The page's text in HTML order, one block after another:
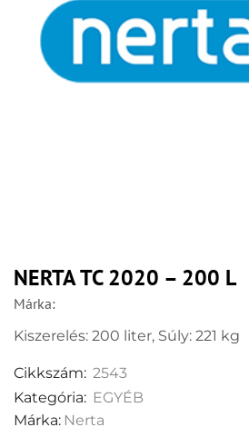
NERTA TC 2020 – 200 L
Márka:
Kiszerelés: 200 liter, Súly: 221 kg
Cikkszám: 2543
Kategória: EGYÉB
Márka: Nerta